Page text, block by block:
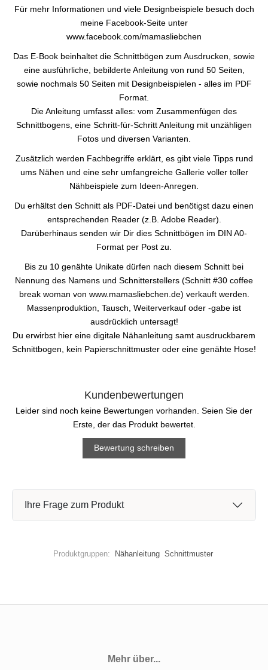
Für mehr Informationen und viele Designbeispiele besuch doch
meine Facebook-Seite unter
www.facebook.com/mamasliebchen
Das E-Book beinhaltet die Schnittbögen zum Ausdrucken, sowie
eine ausführliche, bebilderte Anleitung von rund 50 Seiten,
sowie nochmals 50 Seiten mit Designbeispielen - alles im PDF
Format.
Die Anleitung umfasst alles: vom Zusammenfügen des
Schnittbogens, eine Schritt-für-Schritt Anleitung mit unzähligen
Fotos und diversen Varianten.
Zusätzlich werden Fachbegriffe erklärt, es gibt viele Tipps rund
ums Nähen und eine sehr umfangreiche Gallerie voller toller
Nähbeispiele zum Ideen-Anregen.
Du erhältst den Schnitt als PDF-Datei und benötigst dazu einen
entsprechenden Reader (z.B. Adobe Reader).
Darüberhinaus senden wir Dir dies Schnittbögen im DIN A0-
Format per Post zu.
Bis zu 10 genähte Unikate dürfen nach diesem Schnitt bei
Nennung des Namens und Schnitterstellers (Schnitt #30 coffee
break woman von www.mamasliebchen.de) verkauft werden.
Massenproduktion, Tausch, Weiterverkauf oder -gabe ist
ausdrücklich untersagt!
Du erwirbst hier eine digitale Nähanleitung samt ausdruckbarem
Schnittbogen, kein Papierschnittmuster oder eine genähte Hose!
Kundenbewertungen
Leider sind noch keine Bewertungen vorhanden. Seien Sie der
Erste, der das Produkt bewertet.
Bewertung schreiben
Ihre Frage zum Produkt
Produktgruppen: Nähanleitung Schnittmuster
Mehr über...